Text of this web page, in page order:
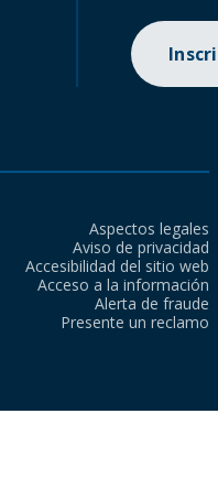
Aspectos legales
Aviso de privacidad
Accesibilidad del sitio web
Acceso a la información
Alerta de fraude
Presente un reclamo